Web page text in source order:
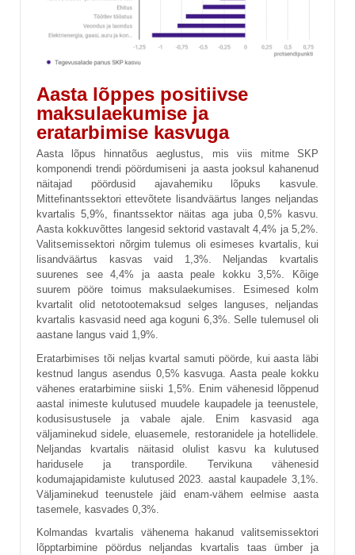
Aasta lõppes positiivse
maksulaekumise ja
eratarbimise kasvuga
Aasta lõpus hinnatõus aeglustus, mis viis mitme SKP
komponendi trendi pöördumiseni ja aasta jooksul kahanenud
näitajad pöördusid ajavahemiku lõpuks kasvule.
Mittefinantssektori ettevõtete lisandväärtus langes neljandas
kvartalis 5,9%, finantssektor näitas aga juba 0,5% kasvu.
Aasta kokkuvõttes langesid sektorid vastavalt 4,4% ja 5,2%.
Valitsemissektori nõrgim tulemus oli esimeses kvartalis, kui
lisandväärtus kasvas vaid 1,3%. Neljandas kvartalis
suurenes see 4,4% ja aasta peale kokku 3,5%. Kõige
suurem pööre toimus maksulaekumises. Esimesed kolm
kvartalit olid netotootemaksud selges languses, neljandas
kvartalis kasvasid need aga koguni 6,3%. Selle tulemusel oli
aastane langus vaid 1,9%.
Eratarbimises tõi neljas kvartal samuti pöörde, kui aasta läbi
kestnud langus asendus 0,5% kasvuga. Aasta peale kokku
vähenes eratarbimine siiski 1,5%. Enim vähenesid lõppenud
aastal inimeste kulutused muudele kaupadele ja teenustele,
kodusisustusele ja vabale ajale. Enim kasvasid aga
väljaminekud sidele, eluasemele, restoranidele ja hotellidele.
Neljandas kvartalis näitasid olulist kasvu ka kulutused
haridusele ja transpordile. Tervikuna vähenesid
kodumajapidamiste kulutused 2023. aastal kaupadele 3,1%.
Väljaminekud teenustele jäid enam-vähem eelmise aasta
tasemele, kasvades 0,3%.
Kolmandas kvartalis vähenema hakanud valitsemissektori
lõpptarbimine pöördus neljandas kvartalis taas ümber ja